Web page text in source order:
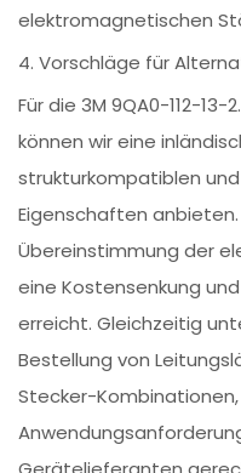
elektromagnetischen
4. Vorschläge für
Für die 3M 9QA0-112-
können wir eine
strukturkompatiblen
Eigenschaften
Übereinstimmung der
eine Kostensenkung
erreicht. Gleichzeitig
Bestellung von
Stecker-